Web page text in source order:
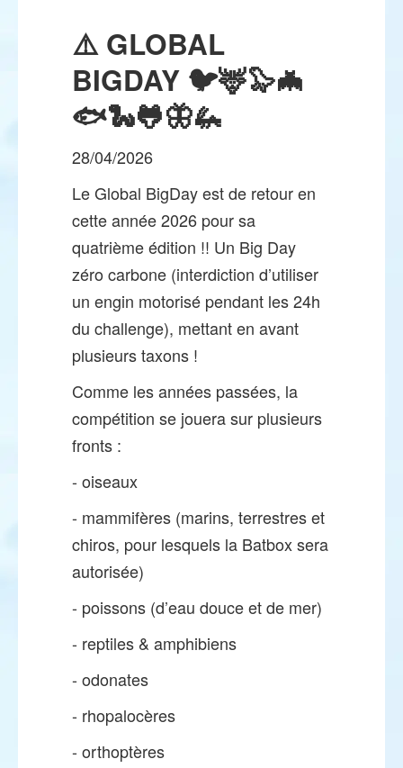
⚠️ GLOBAL
BIGDAY 🐦🦌🦭🦇
🐟🐍🐸🦋🦗
28/04/2026
Le Global BigDay est de retour en
cette année 2026 pour sa
quatrième édition !! Un Big Day
zéro carbone (interdiction d’utiliser
un engin motorisé pendant les 24h
du challenge), mettant en avant
plusieurs taxons !
Comme les années passées, la
compétition se jouera sur plusieurs
fronts :
- oiseaux
- mammifères (marins, terrestres et
chiros, pour lesquels la Batbox sera
autorisée)
- poissons (d’eau douce et de mer)
- reptiles & amphibiens
- odonates
- rhopalocères
- orthoptères